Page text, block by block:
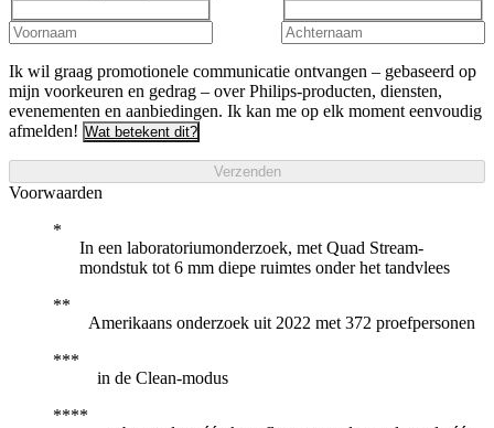
Ik wil graag promotionele communicatie ontvangen – gebaseerd op
mijn voorkeuren en gedrag – over Philips-producten, diensten,
evenementen en aanbiedingen. Ik kan me op elk moment eenvoudig
afmelden! Wat betekent dit?
Verzenden
Voorwaarden
In een laboratoriumonderzoek, met Quad Stream-
mondstuk tot 6 mm diepe ruimtes onder het tandvlees
Amerikaans onderzoek uit 2022 met 372 proefpersonen
in de Clean-modus